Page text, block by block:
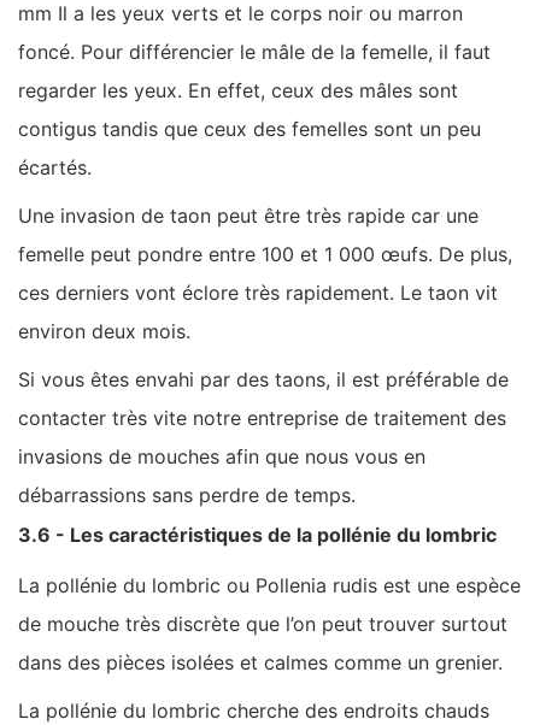
mm Il a les yeux verts et le corps noir ou marron
foncé. Pour différencier le mâle de la femelle, il faut
regarder les yeux. En effet, ceux des mâles sont
contigus tandis que ceux des femelles sont un peu
écartés.
Une invasion de taon peut être très rapide car une
femelle peut pondre entre 100 et 1 000 œufs. De plus,
ces derniers vont éclore très rapidement. Le taon vit
environ deux mois.
Si vous êtes envahi par des taons, il est préférable de
contacter très vite notre entreprise de traitement des
invasions de mouches afin que nous vous en
débarrassions sans perdre de temps.
3.6 - Les caractéristiques de la pollénie du lombric
La pollénie du lombric ou Pollenia rudis est une espèce
de mouche très discrète que l’on peut trouver surtout
dans des pièces isolées et calmes comme un grenier.
La pollénie du lombric cherche des endroits chauds